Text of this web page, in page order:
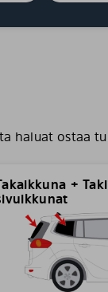
haluat ostaa
+